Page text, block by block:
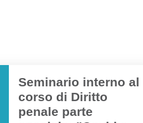
Seminario interno al
corso di Diritto
penale parte